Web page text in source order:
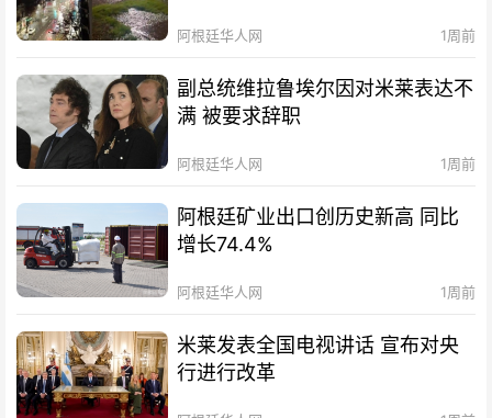
阿根廷华人网 1周前
副总统维拉鲁埃尔因对米莱表达不
满 被要求辞职
阿根廷华人网 1周前
阿根廷矿业出口创历史新高 同比
增长74.4%
阿根廷华人网 1周前
米莱发表全国电视讲话 宣布对央
行进行改革